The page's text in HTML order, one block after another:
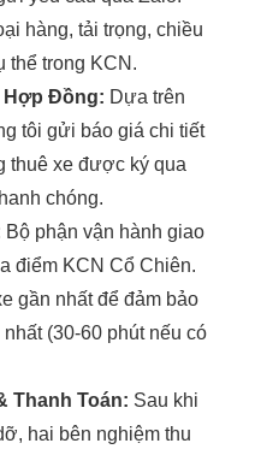
hàng, tải trọng, chiều
thể trong KCN.
Hợp Đồng: Dựa trên
tôi gửi báo giá chi tiết
thuê xe được ký qua
chóng.
Bộ phận vận hành giao
điểm KCN Cổ Chiên.
gần nhất để đảm bảo
(30-60 phút nếu có
Thanh Toán: Sau khi
hai bên nghiệm thu